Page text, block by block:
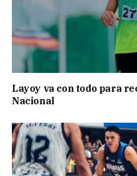
Layoy va con todo para
Nacional